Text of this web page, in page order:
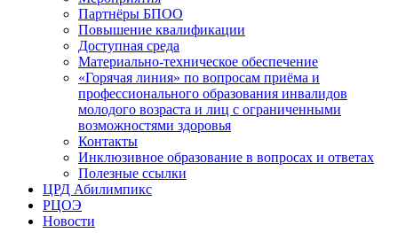
Партнёры БПОО
Повышение квалификации
Доступная среда
Материально-техническое обеспечение
«Горячая линия» по вопросам приёма и
профессионального образования инвалидов
молодого возраста и лиц с ограниченными
возможностями здоровья
Контакты
Инклюзивное образование в вопросах и ответах
Полезные ссылки
ЦРД Абилимпикс
РЦОЭ
Новости